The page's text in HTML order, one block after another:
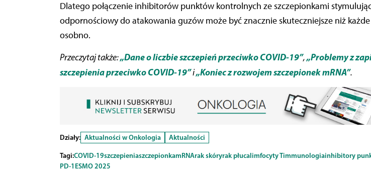
Dlatego połączenie inhibitorów punktów kontrolnych ze szczepionkami
odpornościowy do atakowania guzów może być znacznie skuteczniejsze niż
osobno.
Przeczytaj także:„Dane o liczbie szczepień przeciwko COVID-19”,„Problemy z
szczepienia przeciwko COVID-19”i„Koniec z rozwojem szczepionek mRNA”.
Działy: Aktualności w Onkologia
Aktualności
Tagi:COVID-19szczepieniaszczepionkamRNArak skóryrak płucalimfocyty Timmunologiainhibitory
PD-1 ESMO 2025